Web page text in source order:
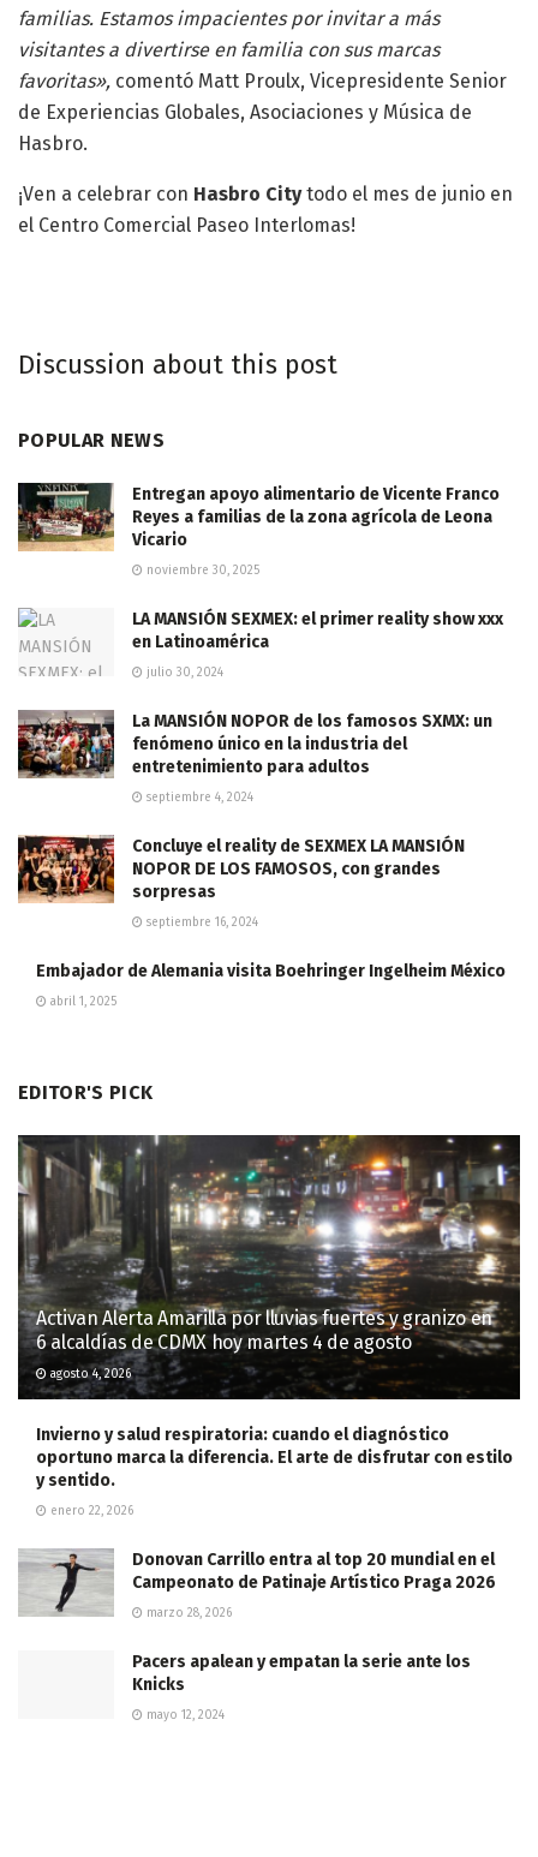
familias. Estamos impacientes por invitar a más
visitantes a divertirse en familia con sus marcas
favoritas», comentó Matt Proulx, Vicepresidente Senior
de Experiencias Globales, Asociaciones y Música de
Hasbro.
¡Ven a celebrar con Hasbro Citytodo el mes de junio en
el Centro Comercial Paseo Interlomas!
Discussion about this post
POPULAR NEWS
Entregan apoyo alimentario de Vicente Franco
Reyes a familias de la zona agrícola de Leona
Vicario
noviembre 30, 2025
LA MANSIÓN SEXMEX: el primer reality show xxx
en Latinoamérica
julio 30, 2024
La MANSIÓN NOPOR de los famosos SXMX: un
fenómeno único en la industria del
entretenimiento para adultos
septiembre 4, 2024
Concluye el reality de SEXMEX LA MANSIÓN
NOPOR DE LOS FAMOSOS, con grandes
sorpresas
septiembre 16, 2024
Embajador de Alemania visita Boehringer Ingelheim México
abril 1, 2025
EDITOR'S PICK
Activan Alerta Amarilla por lluvias fuertes y granizo en
6 alcaldías de CDMX hoy martes 4 de agosto
agosto 4, 2026
Invierno y salud respiratoria: cuando el diagnóstico
oportuno marca la diferencia. El arte de disfrutar con estilo
y sentido.
enero 22, 2026
Donovan Carrillo entra al top 20 mundial en el
Campeonato de Patinaje Artístico Praga 2026
marzo 28, 2026
Pacers apalean y empatan la serie ante los
Knicks
mayo 12, 2024